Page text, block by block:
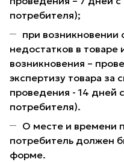
потребителя);
при возникновении
недостатков в товаре
возникновения –
экспертизу товара за
проведения - 14 дней
потребителя).
О месте и времени
потребитель должен
форме.